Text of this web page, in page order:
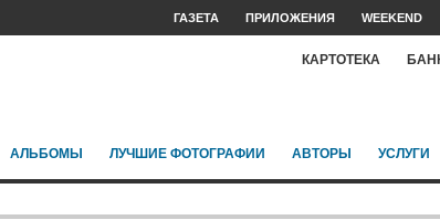
ГАЗЕТА ПРИЛОЖЕНИЯ WEEKEND
КАРТОТЕКА
АЛЬБОМЫ ЛУЧШИЕ ФОТОГРАФИИ АВТОРЫ УСЛУГИ